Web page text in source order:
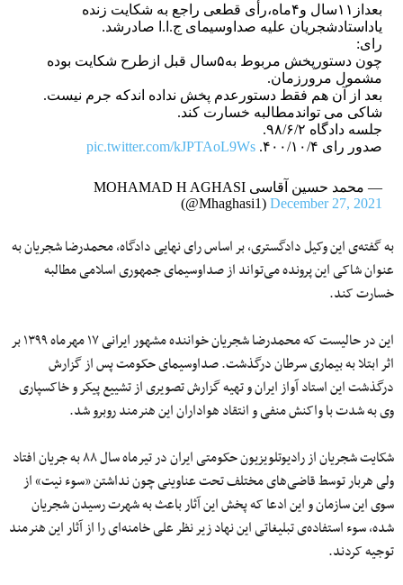
بعداز۱۱سال و۴ماه،رأی قطعی راجع به شکایت زنده
یاداستادشجریان علیه صداوسیمای ج.ا.ا صادرشد.
رای:
چون دستورپخش مربوط به۵سال قبل ازطرح شکایت بوده
مشمول مرورزمان.
بعد از آن هم فقط دستورعدم پخش نداده اندکه جرم نیست.
شاکی می تواندمطالبه خسارت کند.
جلسه دادگاه ۹۸/۶/۲.
صدور رای ۴۰۰/۱۰/۴.
pic.twitter.com/kJPTAoL9Ws
— محمد حسین آقاسی MOHAMAD H AGHASI
(@Mhaghasi1)December 27, 2021
به گفته‌ی این وکیل دادگستری، بر اساس رای نهایی دادگاه، محمدرضا شجریان به
عنوان شاکی این پرونده می‌تواند از صداوسیمای جمهوری اسلامی مطالبه
خسارت کند.
این در حالیست که محمدرضا شجریان خواننده مشهور ایرانی ۱۷ مهرماه ۱۳۹۹ بر
اثر ابتلا به بیماری سرطان درگذشت. صداوسیمای حکومت پس از گزارش
درگذشت این استاد آواز ایران و تهیه گزارش تصویری از تشییع پیکر و خاکسپاری
وی به شدت با واکنش منفی و انتقاد هواداران این هنرمند روبرو شد.
شکایت شجریان از رادیوتلویزیون حکومتی ایران در تیرماه سال ۸۸ به جریان افتاد
ولی هربار توسط قاضی‌های مختلف تحت عناوینی چون نداشتن «سوء نیت» از
سوی این سازمان و این ادعا که پخش این آثار باعث به شهرت رسیدن شجریان
شده، سوء استفاده‌ی تبلیغاتی این نهاد زیر نظر علی خامنه‌ای را از آثار این هنرمند
توجیه کردند.